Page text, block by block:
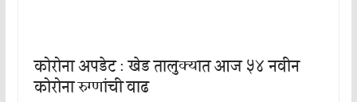
कोरोना अपडेट : खेड तालुक्यात आज ५४ नवीन
कोरोना रुग्णांची वाढ